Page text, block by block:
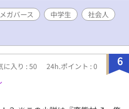
ガバース 中学生
社会人
6
に入り : 50 24h.ポイント : 0